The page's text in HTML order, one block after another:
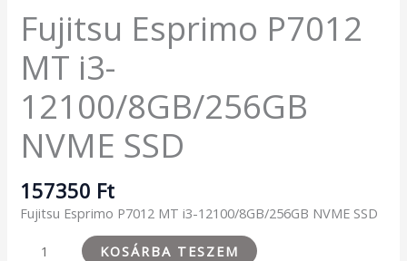
Fujitsu Esprimo P7012
MT i3-
12100/8GB/256GB
NVME SSD
157350 Ft
Fujitsu Esprimo P7012 MT i3-12100/8GB/256GB NVME SSD
mennyiség
KOSÁRBA TESZEM